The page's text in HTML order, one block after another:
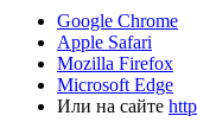
Google Chrome
Apple Safari
Mozilla Firefox
Microsoft Edge
Или на сайте